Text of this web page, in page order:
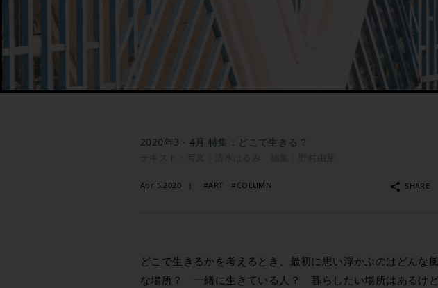
2020年3・4月 特集：どこで生きる？
Apr 5.2020 #ART #COLUMN SHARE
どこで生きるかを考えるとき、最初に思い浮かぶのはどんな
な場所？ 一緒に生きている人？ 暮らしたい場所はあるけ